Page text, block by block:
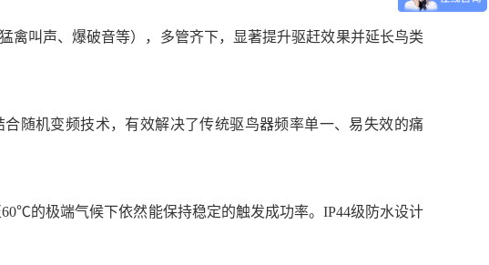
禽叫声、爆破音等），多管齐下，显著提升驱赶效果并延长鸟类
随机变频技术，有效解决了传统驱鸟器频率单一、易失效的痛
的极端气候下依然能保持稳定的触发成功率。IP44级防水设计